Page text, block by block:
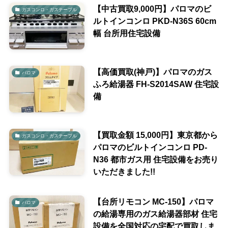
ガスコンロ・ガステーブル
【中古買取9,000円】パロマのビ
ルトインコンロ PKD-N36S 60cm
幅 台所用住宅設備
パロマ
【高価買取(神戸)】パロマのガス
ふろ給湯器 FH-S2014SAW 住宅設
備
ガスコンロ・ガステーブル
【買取金額 15,000円】東京都から
パロマのビルトインコンロ PD-
N36 都市ガス用 住宅設備をお売り
いただきました!!
パロマ
【台所リモコン MC-150】パロマ
の給湯専用のガス給湯器部材 住宅
設備を全国対応の宅配で買取しま